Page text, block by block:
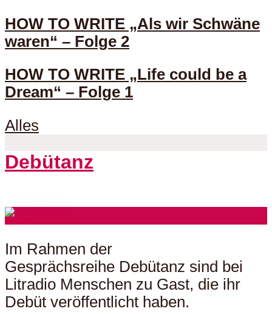
HOW TO WRITE „Als wir Schwäne
waren“ – Folge 2
HOW TO WRITE „Life could be a
Dream“ – Folge 1
Alles
Debütanz
Im Rahmen der
Gesprächsreihe Debütanz sind bei
Litradio Menschen zu Gast, die ihr
Debüt veröffentlicht haben.